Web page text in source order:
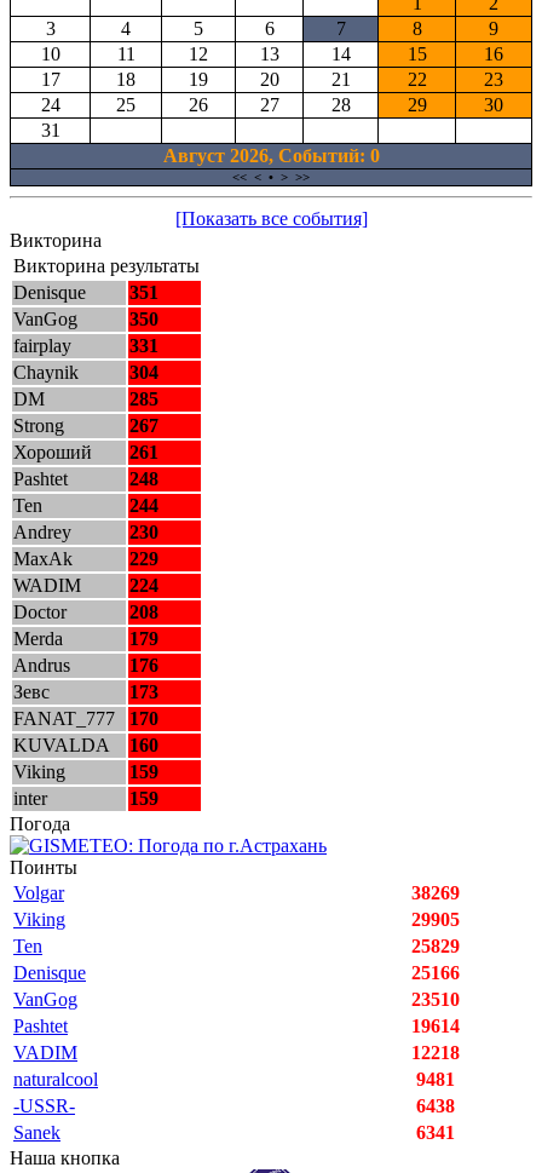
3
4 5 6 7 8
9
10
11 12 13 14 15
16
17
18 19 20 21 22
23
24
25 26 27 28 29
30
31
Август 2026, Cобытий: 0
<< < • > >>
[Показать все события]
Викторина
Викторина результаты
Denisque
351
VanGog
350
fairplay
331
Chaynik
304
DM
285
Strong
267
Хороший
261
Pashtet
248
Ten
244
Andrey
230
MaxAk
229
WADIM
224
Doctor
208
Merda
179
Andrus
176
Зевс
173
FANAT_777
170
KUVALDA
160
Viking
159
inter
159
Погода
Поинты
Volgar
38269
Viking
29905
Ten
25829
Denisque
25166
VanGog
23510
Pashtet
19614
VADIM
12218
naturalcool
9481
-USSR-
6438
Sanek
6341
Наша кнопка